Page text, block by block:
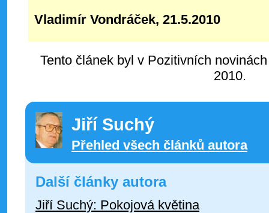
Vladimír Vondráček, 21.5.2010
Tento článek byl v Pozitivních
2010.
Jiří Suchý
Přehled všech článků autora
Další články autora
Jiří Suchý: Pokojová květina